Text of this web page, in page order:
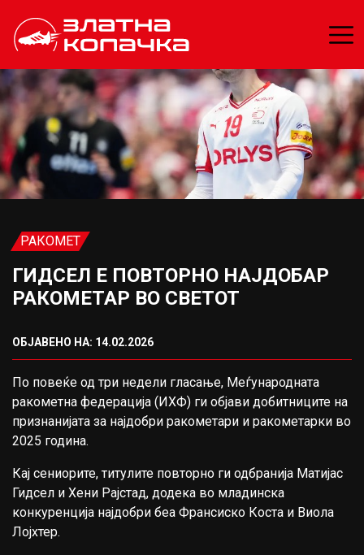
РАКОМЕТ
ГИДСЕЛ Е ПОВТОРНО НАЈДОБАР
РАКОМЕТАР ВО СВЕТОТ
ОБЈАВЕНО НА: 14.02.2026
По повеќе од три недели гласање, Меѓународната
ракометна федерација (ИХФ) ги објави добитниците на
признанијата за најдобри ракометари и ракометарки во
2025 година.
Кај сениорите, титулите повторно ги одбранија Матијас
Гидсел и Хени Рајстад, додека во младинска
конкуренција најдобри беа Франсиско Коста и Виола
Лојхтер.